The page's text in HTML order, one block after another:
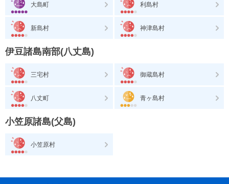
大島町 利島村
新島村 神津島村
伊豆諸島南部(八丈島)
三宅村 御蔵島村
八丈町 青ヶ島村
小笠原諸島(父島)
小笠原村